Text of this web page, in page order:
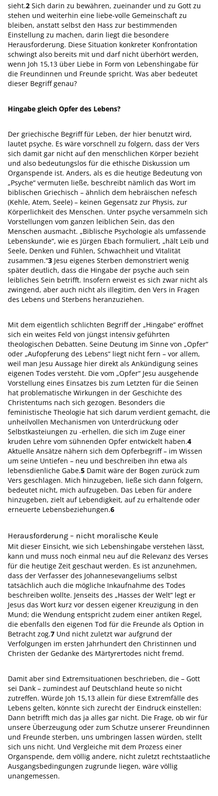
sieht.2 Sich darin zu bewähren, zueinander und zu Gott zu
stehen und weiterhin eine liebe-volle Gemeinschaft zu
bleiben, anstatt selbst den Hass zur bestimmenden
Einstellung zu machen, darin liegt die besondere
Herausforderung. Diese Situation konkreter Konfrontation
schwingt also bereits mit und darf nicht überhört werden,
wenn Joh 15,13 über Liebe in Form von Lebenshingabe für
die Freundinnen und Freunde spricht. Was aber bedeutet
dieser Begriff genau?
Hingabe gleich Opfer des Lebens?
Der griechische Begriff für Leben, der hier benutzt wird,
lautet psyche. Es wäre vorschnell zu folgern, dass der Vers
sich damit gar nicht auf den menschlichen Körper bezieht
und also bedeutungslos für die ethische Diskussion um
Organspende ist. Anders, als es die heutige Bedeutung von
„Psyche“ vermuten ließe, beschreibt nämlich das Wort im
biblischen Griechisch – ähnlich dem hebräischen nefesch
(Kehle, Atem, Seele) – keinen Gegensatz zur Physis, zur
Körperlichkeit des Menschen. Unter psyche versammeln sich
Vorstellungen vom ganzen leiblichen Sein, das den
Menschen ausmacht. „Biblische Psychologie als umfassende
Lebenskunde“, wie es Jürgen Ebach formuliert, „hält Leib und
Seele, Denken und Fühlen, Schwachheit und Vitalität
zusammen.“3 Jesu eigenes Sterben demonstriert wenig
später deutlich, dass die Hingabe der psyche auch sein
leibliches Sein betrifft. Insofern erweist es sich zwar nicht als
zwingend, aber auch nicht als illegitim, den Vers in Fragen
des Lebens und Sterbens heranzuziehen.
Mit dem eigentlich schlichten Begriff der „Hingabe“ eröffnet
sich ein weites Feld von jüngst intensiv geführten
theologischen Debatten. Seine Deutung im Sinne von „Opfer“
oder „Aufopferung des Lebens“ liegt nicht fern – vor allem,
weil man Jesu Aussage hier direkt als Ankündigung seines
eigenen Todes versteht. Die vom „Opfer“ Jesu ausgehende
Vorstellung eines Einsatzes bis zum Letzten für die Seinen
hat problematische Wirkungen in der Geschichte des
Christentums nach sich gezogen. Besonders die
feministische Theologie hat sich darum verdient gemacht, die
unheilvollen Mechanismen von Unterdrückung oder
Selbstkasteiungen zu -erhellen, die sich im Zuge einer
kruden Lehre vom sühnenden Opfer entwickelt haben.4
Aktuelle Ansätze nähern sich dem Opferbegriff – im Wissen
um seine Untiefen – neu und beschreiben ihn etwa als
lebensdienliche Gabe.5 Damit wäre der Bogen zurück zum
Vers geschlagen. Mich hinzugeben, ließe sich dann folgern,
bedeutet nicht, mich aufzugeben. Das Leben für andere
hinzugeben, zielt auf Lebendigkeit, auf zu erhaltende oder
erneuerte Lebensbeziehungen.6
Herausforderung – nicht moralische Keule
Mit dieser Einsicht, wie sich Lebenshingabe verstehen lässt,
kann und muss noch einmal neu auf die Relevanz des Verses
für die heutige Zeit geschaut werden. Es ist anzunehmen,
dass der Verfasser des Johannesevangeliums selbst
tatsächlich auch die mögliche Inkaufnahme des Todes
beschreiben wollte. Jenseits des „Hasses der Welt“ legt er
Jesus das Wort kurz vor dessen eigener Kreuzigung in den
Mund; die Wendung entspricht zudem einer antiken Regel,
die ebenfalls den eigenen Tod für die Freunde als Option in
Betracht zog.7 Und nicht zuletzt war aufgrund der
Verfolgungen im ersten Jahrhundert den Christinnen und
Christen der Gedanke des Märtyrertodes nicht fremd.
Damit aber sind Extremsituationen beschrieben, die – Gott
sei Dank – zumindest auf Deutschland heute so nicht
zutreffen. Würde Joh 15,13 allein für diese Extremfälle des
Lebens gelten, könnte sich zurecht der Eindruck einstellen:
Dann betrifft mich das ja alles gar nicht. Die Frage, ob wir für
unsere Überzeugung oder zum Schutze unserer Freundinnen
und Freunde sterben, uns umbringen lassen würden, stellt
sich uns nicht. Und Vergleiche mit dem Prozess einer
Organspende, dem völlig andere, nicht zuletzt rechtstaatliche
Ausgangsbedingungen zugrunde liegen, wäre völlig
unangemessen.